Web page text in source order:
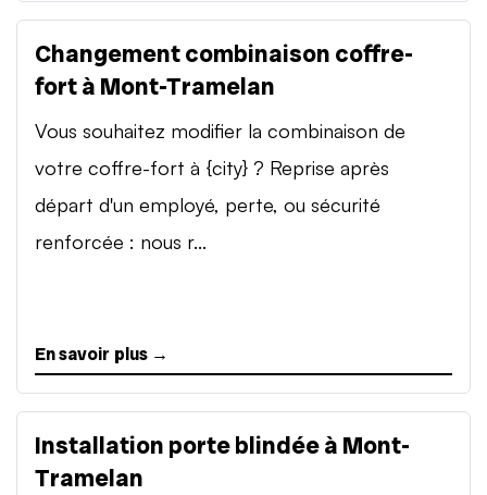
Changement combinaison coffre-
fort à Mont-Tramelan
Vous souhaitez modifier la combinaison de
votre coffre-fort à {city} ? Reprise après
départ d'un employé, perte, ou sécurité
renforcée : nous r...
En savoir plus →
Installation porte blindée à Mont-
Tramelan